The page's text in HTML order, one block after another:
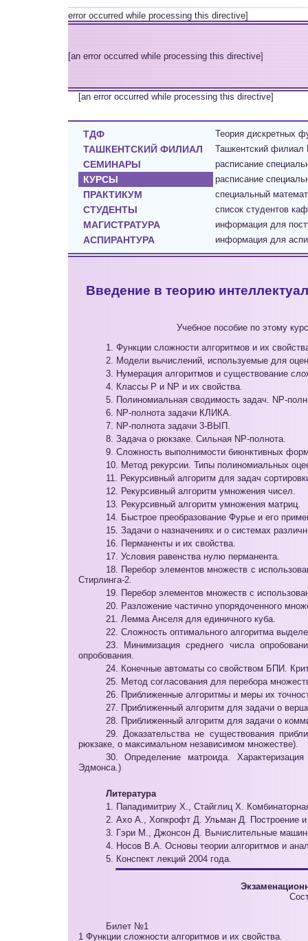
error occurred while processing this directive]
[an error occurred while processing this directive]
[an error occurred while processing this directive]
ТДФ Теория дискретных
ТАШКЕНТСКИЙ ФИЛИАЛ Ташкентский
СЕМИНАРЫ расписание
КУРСЫ расписание
ПРАКТИКУМ cпециальный
СТУДЕНТЫ список студентов
МАГИСТРАТУРА информация для
АСПИРАНТУРА информация для
Введение в теорию
Учебное пособие по этому
1. Функции сложности алгоритмов и их
2. Модели вычислений, используемые для
3. Нумерация алгоритмов и существование
4. Классы P и NP и их свойства.
5. Полиномиальная сводимость задач. NP-
6. NP-полнота задачи КЛИКА.
7. NP-полнота задачи 3-ВЫП.
8. Задача о рюкзаке. Сильная NP-полнота.
9. Сложность выполнимости биюнктивных
10. Метод рекурсии. Типы полиномиальных
11. Рекурсивный алгоритм для задач
12. Рекурсивный алгоритм умножения чисел.
13. Рекурсивный алгоритм умножения матриц.
14. Быстрое преобразование Фурье и его
15. Задачи о назначениях и о системах
16. Перманенты и их свойства.
17. Условия равенства нулю перманента.
18. Перебор элементов множеств с
Стирлинга-2.
19. Перебор элементов множеств с
20. Разложение частично упорядоченного
21. Лемма Анселя для единичного куба.
22. Сложность оптимального алгоритма
23. Минимизация среднего числа
опробования.
24. Конечные автоматы со свойством БПИ.
25. Метод согласования для перебора
26. Приближенные алгоритмы и меры их
27. Приближенный алгоритм для задачи о
28. Приближенный алгоритм для задачи о
29. Доказательства не существования
рюкзаке, о максимальном независимом множестве).
30. Определение матроида.
Эдмонса.)
Литература
1. Пападимитриу Х., Стайглиц Х.
2. Ахо А., Хопкрофт Д. Ульман Д. Построение
3. Гэри М., Джонсон Д. Вычислительные
4. Носов В.А. Основы теории алгоритмов и
5. Конспект лекций 2004 года.
Билет №1
1 Функции сложности алгоритмов и их свойства.